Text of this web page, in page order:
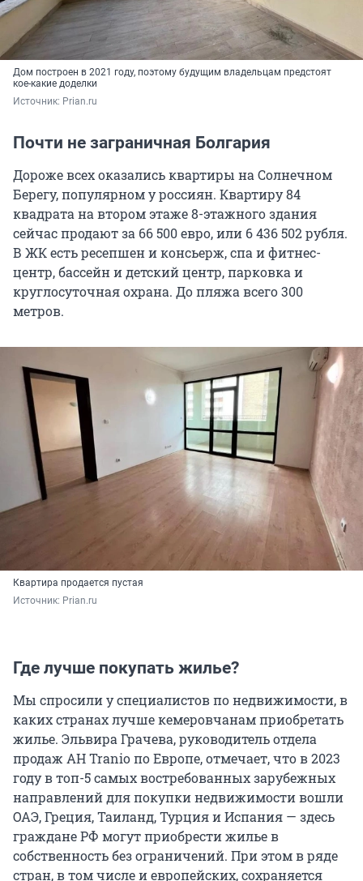
Дом построен в 2021 году, поэтому будущим владельцам предстоят
кое-какие доделки
Источник: Prian.ru
Почти не заграничная Болгария
Дороже всех оказались квартиры на Солнечном
Берегу, популярном у россиян. Квартиру 84
квадрата на втором этаже 8-этажного здания
сейчас продают за 66 500 евро, или 6 436 502 рубля.
В ЖК есть ресепшен и консьерж, спа и фитнес-
центр, бассейн и детский центр, парковка и
круглосуточная охрана. До пляжа всего 300
метров.
Квартира продается пустая
Источник: Prian.ru
Где лучше покупать жилье?
Мы спросили у специалистов по недвижимости, в
каких странах лучше кемеровчанам приобретать
жилье. Эльвира Грачева, руководитель отдела
продаж АН Tranio по Европе, отмечает, что в 2023
году в топ-5 самых востребованных зарубежных
направлений для покупки недвижимости вошли
ОАЭ, Греция, Таиланд, Турция и Испания — здесь
граждане РФ могут приобрести жилье в
собственность без ограничений. При этом в ряде
стран, в том числе и европейских, сохраняется